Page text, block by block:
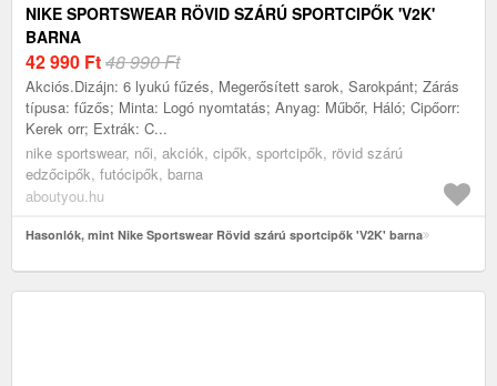
NIKE SPORTSWEAR RÖVID SZÁRÚ SPORTCIPŐK 'V2K'
BARNA
42 990 Ft48 990 Ft
Akciós.Dizájn: 6 lyukú fűzés, Megerősített sarok, Sarokpánt; Zárás
típusa: fűzős; Minta: Logó nyomtatás; Anyag: Műbőr, Háló; Cipőorr:
Kerek orr; Extrák: C...
nike sportswear, női, akciók, cipők, sportcipők, rövid szárú
edzőcipők, futócipők, barna
aboutyou.hu
Hasonlók, mint Nike Sportswear Rövid szárú sportcipők 'V2K' barna